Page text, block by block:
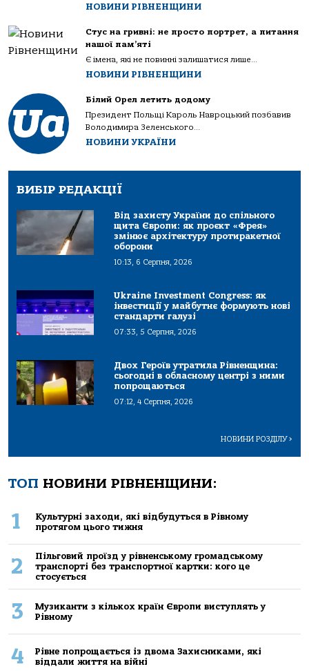
НОВИНИ РІВНЕНЩИНИ
Стус на гривні: не просто портрет, а питання
нашої пам’яті
Є імена, які не повинні залишатися лише...
НОВИНИ РІВНЕНЩИНИ
Білий Орел летить додому
Президент Польщі Кароль Навроцький позбавив
Володимира Зеленського...
НОВИНИ УКРАЇНИ
ВИБІР РЕДАКЦІЇ
Від захисту України до спільного
щита Європи: як проєкт «Фрея»
змінює архітектуру протиракетної
оборони
10:13, 6 Серпня, 2026
Ukraine Investment Congress: як
інвестиції у майбутнє формують нові
стандарти галузі
07:33, 5 Серпня, 2026
Двох Героїв утратила Рівненщина:
сьогодні в обласному центрі з ними
попрощаються
07:12, 4 Серпня, 2026
НОВИНИ РОЗДІЛУ>
ТОП НОВИНИ РІВНЕНЩИНИ:
1
Культурні заходи, які відбудуться в Рівному
протягом цього тижня
2
Пільговий проїзд у рівненському громадському
транспорті без транспортної картки: кого це
стосується
3
Музиканти з кількох країн Європи виступлять у
Рівному
4
Рівне попрощається із двома Захисниками, які
віддали життя на війні